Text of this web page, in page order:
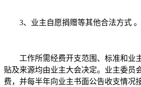
3、业主自愿捐赠等其他合法方式 。
工作所需经费开支范围、标准和业
贴及来源均由业主大会决定。业主委员
费，并每半年向业主书面公告收支情况